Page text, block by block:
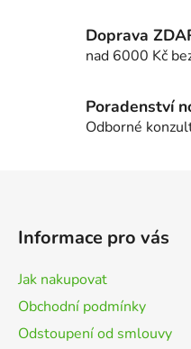
Doprava
nad 6000 Kč
Poradenství
Odborné
Informace pro vás
Jak nakupovat
Obchodní podmínky
Odstoupení od smlouvy